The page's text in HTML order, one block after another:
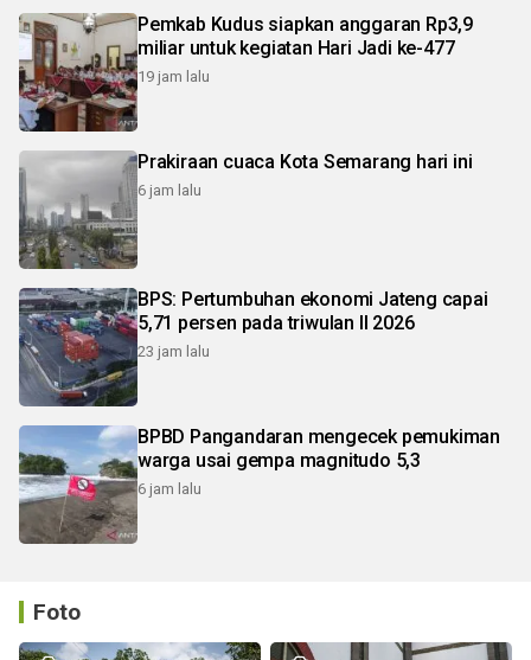
Pemkab Kudus siapkan anggaran Rp3,9
miliar untuk kegiatan Hari Jadi ke-477
19 jam lalu
Prakiraan cuaca Kota Semarang hari ini
6 jam lalu
BPS: Pertumbuhan ekonomi Jateng capai
5,71 persen pada triwulan II 2026
23 jam lalu
BPBD Pangandaran mengecek pemukiman
warga usai gempa magnitudo 5,3
6 jam lalu
Foto